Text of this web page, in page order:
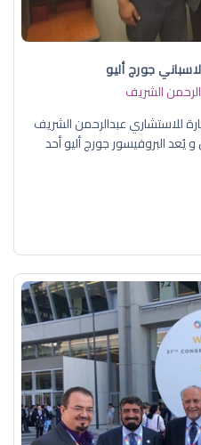
جورج أليو
الشريف
للاستشاري عبدالرحمن الشريف
يُعد البروفيسور جورج أليو أحد